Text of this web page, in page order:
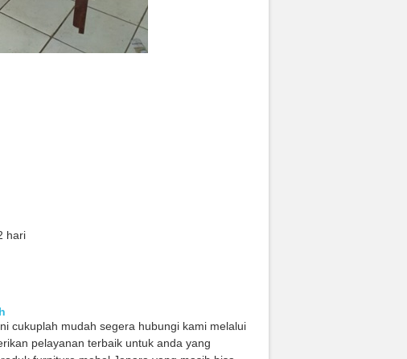
hari
cukuplah mudah segera hubungi kami melalui
pelayanan terbaik untuk anda yang